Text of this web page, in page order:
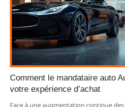
Comment le mandataire auto
votre expérience d’achat
Face à une augmentation continue